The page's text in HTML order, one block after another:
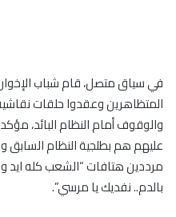
في سياق متصل، قام شباب
المتظاهرين وعقدوا حلقات
والوقوف أمام النظام البائد،
عليهم هم بطلجية النظام
مرددين هتافات “الشعب كله ايد
بالدم.. نفديك يا مرسي”.